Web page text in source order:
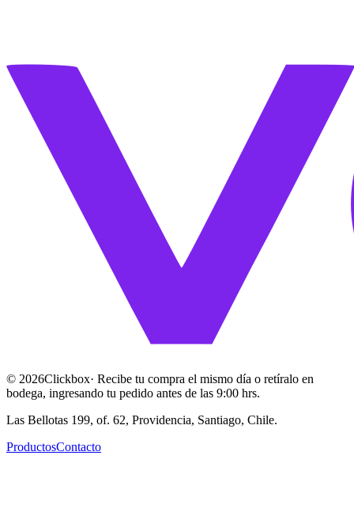
© 2026Clickbox· Recibe tu compra el mismo día o retíralo en
bodega, ingresando tu pedido antes de las 9:00 hrs.
Las Bellotas 199, of. 62, Providencia, Santiago, Chile.
ProductosContacto